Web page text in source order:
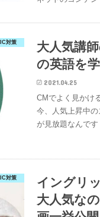
対策
大人気講
の英語を
2021.04.25
CMでよく見かけ
今、人気上昇中
が見放題なんで
対策
イングリ
大人気な